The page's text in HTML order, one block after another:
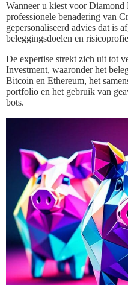
Wanneer u kiest voor Diamond
professionele benadering van
gepersonaliseerd advies dat is
beleggingsdoelen en
De expertise strekt zich uit tot
Investment, waaronder het
Bitcoin en Ethereum, het
portfolio en het gebruik van
bots.